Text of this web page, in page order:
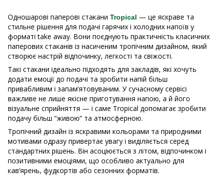
Одношарові паперові стакани Tropical — це яскраве та
стильне рішення для подачі гарячих і холодних напоїв у
форматі take away. Вони поєднують практичність класичних
паперових стаканів із насиченим тропічним дизайном, який
створює настрій відпочинку, легкості та свіжості.
Такі стакани ідеально підходять для закладів, які хочуть
додати емоції до подачі та зробити напій більш
привабливим і запам’ятовуваним. У сучасному сервісі
важливе не лише якісне приготування напою, а й його
візуальне сприйняття — і саме Tropical допомагає зробити
подачу більш “живою” та атмосферною.
Тропічний дизайн із яскравими кольорами та природними
мотивами одразу привертає увагу і виділяється серед
стандартних рішень. Він асоціюється з літом, відпочинком і
позитивними емоціями, що особливо актуально для
кав’ярень, фудкортів або сезонних форматів.